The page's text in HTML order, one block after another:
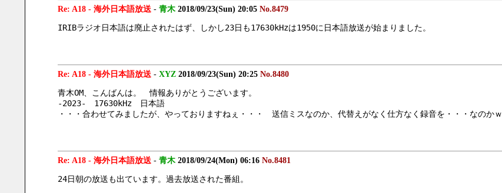
Re: A18 - 海外日本語放送- 青木 2018/09/23(Sun) 20:05 No.8479
IRIBラジオ日本語は廃止されたはず、しかし23日も17630kHzは1950に日本語放送が始まりました。
Re: A18 - 海外日本語放送- XYZ 2018/09/23(Sun) 20:25 No.8480
青木OM、こんばんは。　情報ありがとうございます。
-2023-　17630kHz　日本語
・・・合わせてみましたが、やっておりますねぇ・・・　送信ミスなのか、代替えがなく仕方なく録音を・・・なのかｗ
Re: A18 - 海外日本語放送- 青木 2018/09/24(Mon) 06:16 No.8481
24日朝の放送も出ています。過去放送された番組。